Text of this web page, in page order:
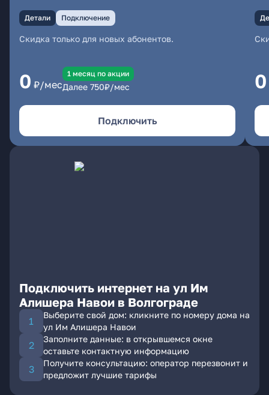
Детали Подключение
Скидка только для новых абонентов.
0 ₽/мес
1 месяц по акции
Далее 750₽/мес
Подключить
0
Подключить интернет на ул Им
Алишера Навои в Волгограде
Выберите свой дом: кликните по номеру дома на
ул Им Алишера Навои
Заполните данные: в открывшемся окне
оставьте контактную информацию
Получите консультацию: оператор перезвонит и
предложит лучшие тарифы